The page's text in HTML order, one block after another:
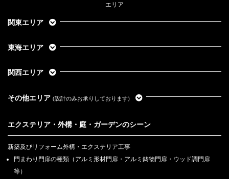
エリア
関東エリア
東海エリア
関西エリア
その他エリア (設計のみお承りしております)
エクステリア・外構・庭・ガーデンのシーン
新築及びリフォーム外構・エクステリア工事
門まわり門扉の種類（アルミ形材門扉・アルミ鋳物門扉・ウッド調門扉
等）